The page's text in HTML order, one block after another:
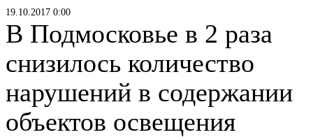
19.10.2017 0:00
В Подмосковье в 2 раза
снизилось количество
нарушений в содержании
объектов освещения